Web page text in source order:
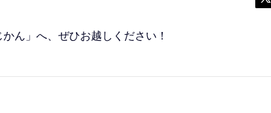
ん」へ、ぜひお越しください！